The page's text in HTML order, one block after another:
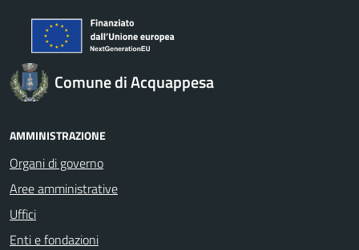
Comune di Acquappesa
AMMINISTRAZIONE
Organi di governo
Aree amministrative
Uffici
Enti e fondazioni